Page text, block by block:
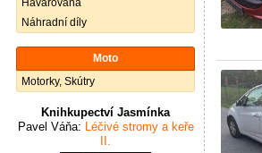
Havarovaná
Náhradní díly
Moto
Motorky, Skútry
Knihkupectví Jasmínka
Pavel Váňa: Léčivé stromy a keře
II.